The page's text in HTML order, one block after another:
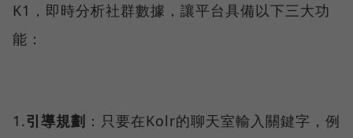
K1，即時分析社群數據，讓平台具備以下三大功
能：
1.引導規劃 ：只要在Kolr的聊天室輸入關鍵字，例